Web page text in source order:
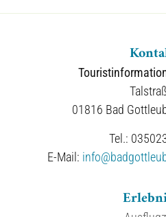
01816 Bad
Tel.:
E-Mail: